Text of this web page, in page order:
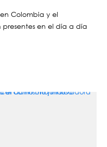
Colombia y el
en el día a día